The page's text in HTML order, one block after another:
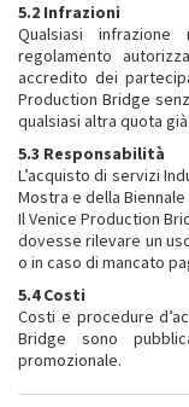
5.2 Infrazioni
Qualsiasi
regolamento
accredito dei
Production Bridge
qualsiasi altra quota
5.3 Responsabilità
L’acquisto di servizi
Mostra e della Biennale
Il Venice Production
dovesse rilevare un
o in caso di mancato
5.4 Costi
Costi e procedure
Bridge sono
promozionale.